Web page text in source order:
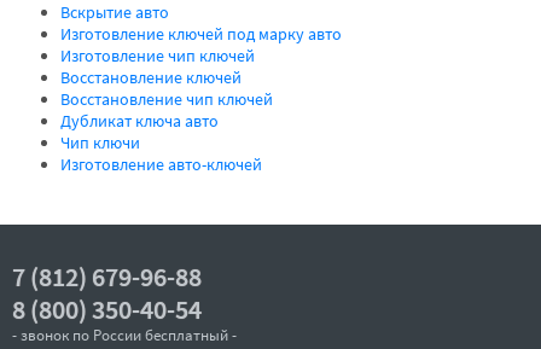
Вскрытие авто
Изготовление ключей под марку авто
Изготовление чип ключей
Восстановление ключей
Восстановление чип ключей
Дубликат ключа авто
Чип ключи
Изготовление авто-ключей
7 (812) 679-96-88
8 (800) 350-40-54
- звонок по России бесплатный -